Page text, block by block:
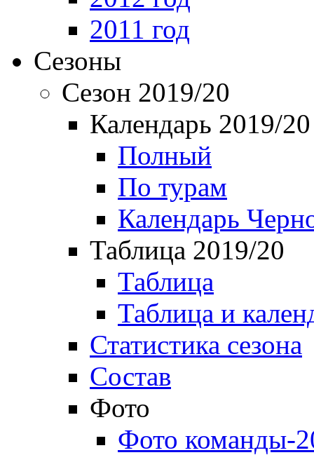
2011 год
Сезоны
Сезон 2019/20
Календарь 2019/20
Полный
По турам
Календарь
Таблица 2019/20
Таблица
Таблица и
Статистика сезона
Состав
Фото
Фото команды-